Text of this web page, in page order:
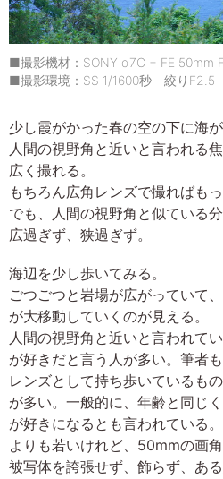
■撮影機材：SONY α7C + FE 50mm
■撮影環境：SS 1/1600秒 絞りF2.5
少し霞がかった春の空の下に海が
人間の視野角と近いと言われる
広く撮れる。
もちろん広角レンズで撮ればも
でも、人間の視野角と似ている
広過ぎず、狭過ぎず。
海辺を少し歩いてみる。
ごつごつと岩場が広がっていて
が大移動していくのが見える。
人間の視野角と近いと言われて
が好きだと言う人が多い。筆者
レンズとして持ち歩いているも
が多い。一般的に、年齢と同じ
が好きになるとも言われている
よりも若いけれど、50mmの画
被写体を誇張せず、飾らず、あ